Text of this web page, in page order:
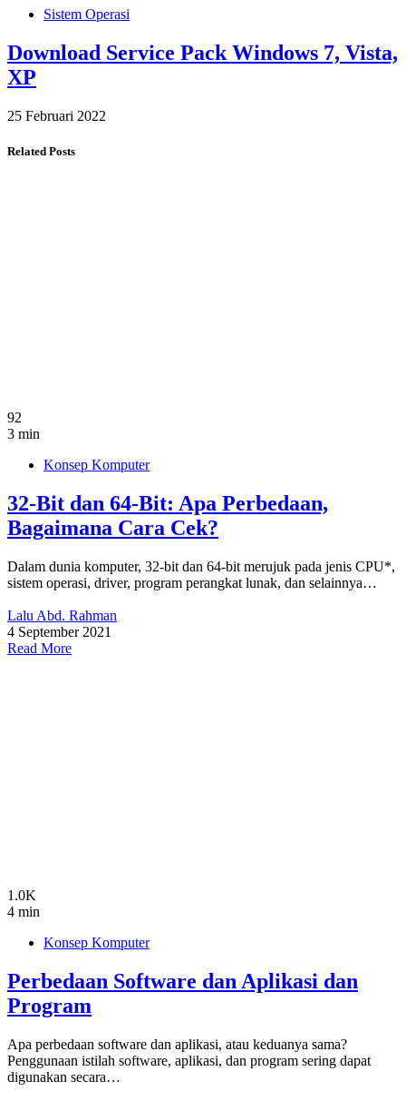
Sistem Operasi
Download Service Pack Windows 7, Vista,
XP
25 Februari 2022
Related Posts
92
3 min
Konsep Komputer
32-Bit dan 64-Bit: Apa Perbedaan,
Bagaimana Cara Cek?
Dalam dunia komputer, 32-bit dan 64-bit merujuk pada jenis CPU*,
sistem operasi, driver, program perangkat lunak, dan selainnya…
Lalu Abd. Rahman
4 September 2021
Read More
1.0K
4 min
Konsep Komputer
Perbedaan Software dan Aplikasi dan
Program
Apa perbedaan software dan aplikasi, atau keduanya sama?
Penggunaan istilah software, aplikasi, dan program sering dapat
digunakan secara…